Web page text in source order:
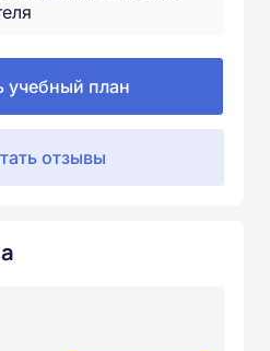
учебный план
отзывы